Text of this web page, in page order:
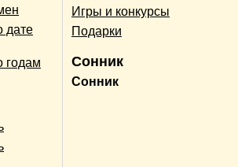
дате
годам
Игры и конкурсы
Подарки
Сонник
Сонник